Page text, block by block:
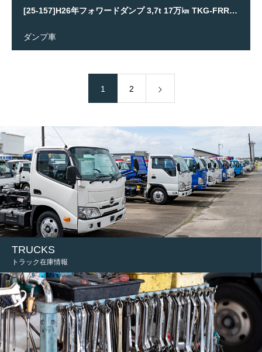
[25-157]H26年フォワードダンプ 3,7t 17万㎞ TKG-FRR90S2
ダンプ車
1 2
TRUCKS
トラック在庫情報